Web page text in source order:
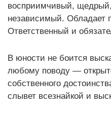
восприимчивый,
независимый. Обладает
Ответственный и
В юности не боится
любому поводу —
собственного
слывет всезнайкой и